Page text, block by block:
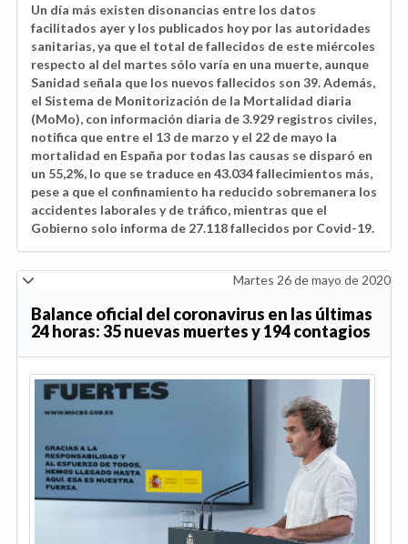
Un día más existen disonancias entre los datos
facilitados ayer y los publicados hoy por las autoridades
sanitarias, ya que el total de fallecidos de este miércoles
respecto al del martes sólo varía en una muerte, aunque
Sanidad señala que los nuevos fallecidos son 39. Además,
el Sistema de Monitorización de la Mortalidad diaria
(MoMo), con información diaria de 3.929 registros civiles,
notifica que entre el 13 de marzo y el 22 de mayo la
mortalidad en España por todas las causas se disparó en
un 55,2%, lo que se traduce en 43.034 fallecimientos más,
pese a que el confinamiento ha reducido sobremanera los
accidentes laborales y de tráfico, mientras que el
Gobierno solo informa de 27.118 fallecidos por Covid-19.
Martes 26 de mayo de 2020
Balance oficial del coronavirus en las últimas
24 horas: 35 nuevas muertes y 194 contagios